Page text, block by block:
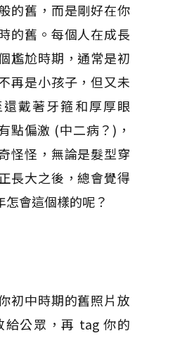
的舊，而是剛好在你
的舊。每個人在成長
尷尬時期，通常是初
再是小孩子，但又未
戴著牙箍和厚厚眼
點偏激 (中二病？)，
怪怪，無論是髮型穿
長大之後，總會覺得
會這個樣的呢？
初中時期的舊照片放
給公眾，再 tag 你的